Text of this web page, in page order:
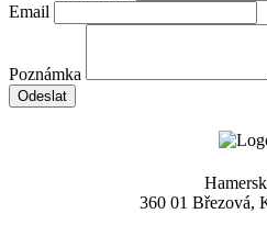
Email
Poznámka
Odeslat
360 01 Březová,